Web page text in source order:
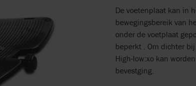
De voetenplaat kan in
bewegingsbereik van
onder de voetplaat
beperkt . Om dichter
High-low:xo kan
bevestging.